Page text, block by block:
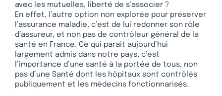
avec les mutuelles, liberté de s’associer ?
En effet, l’autre option non explorée pour préserver
l’assurance maladie, c’est de lui redonner son rôle
d’assureur, et non pas de contrôleur général de la
santé en France. Ce qui parait aujourd’hui
largement admis dans notre pays, c’est
l’importance d’une santé à la portée de tous, non
pas d’une Santé dont les hôpitaux sont contrôlés
publiquement et les médecins fonctionnarisés.